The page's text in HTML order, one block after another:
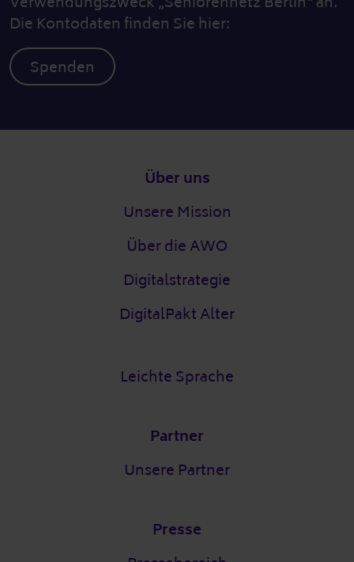
Die Kontodaten finden Sie hier:
Spenden
Über uns
Unsere Mission
Über die AWO
Digitalstrategie
DigitalPakt Alter
Leichte Sprache
Partner
Unsere Partner
Presse